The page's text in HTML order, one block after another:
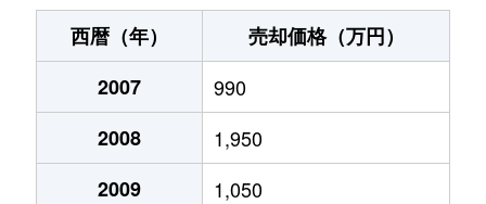
水戸島
980万円
水戸島本町
水戸島本町
水戸島元町
西暦（年）
売却価格（万円）
2007
990
2008
1,950
2009
1,050